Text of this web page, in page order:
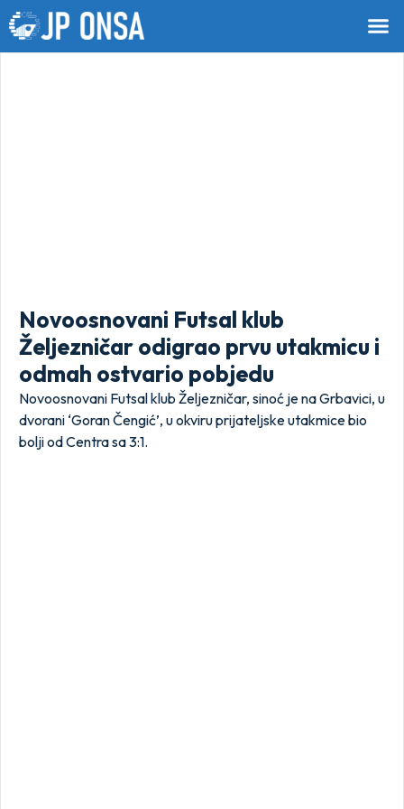
Novoosnovani Futsal klub
Željezničar odigrao prvu utakmicu i
odmah ostvario pobjedu
Novoosnovani Futsal klub Željezničar, sinoć je na Grbavici, u
dvorani ‘Goran Čengić’, u okviru prijateljske utakmice bio
bolji od Centra sa 3:1.